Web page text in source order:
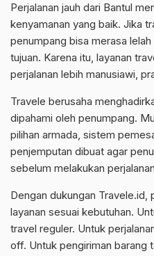
Perjalanan jauh dari Bantul
kenyamanan yang baik. Jika
penumpang bisa merasa
tujuan. Karena itu, layanan
perjalanan lebih manusiawi,
Travele berusaha
dipahami oleh penumpang.
pilihan armada, sistem
penjemputan dibuat agar
sebelum melakukan
Dengan dukungan Travele.id,
layanan sesuai kebutuhan.
travel reguler. Untuk
off. Untuk pengiriman barang